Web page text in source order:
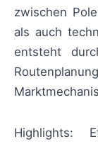
zwischen
als auch
entsteht
Highlights: